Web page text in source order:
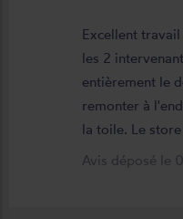
Excellent
les 2
entièrement le
remonter à
la toile. Le
neuf,
Avis déposé le